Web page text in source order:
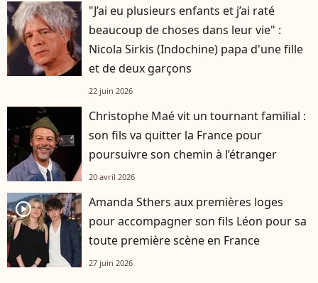
"J’ai eu plusieurs enfants et j’ai raté
beaucoup de choses dans leur vie" :
Nicola Sirkis (Indochine) papa d'une fille
et de deux garçons
22 juin 2026
Christophe Maé vit un tournant familial :
son fils va quitter la France pour
poursuivre son chemin à l’étranger
20 avril 2026
player2
Amanda Sthers aux premières loges
pour accompagner son fils Léon pour sa
toute première scène en France
27 juin 2026